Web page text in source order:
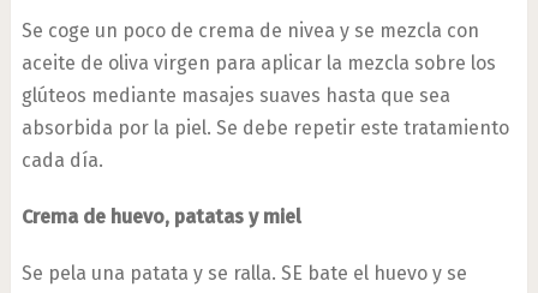
Se coge un poco de crema de nivea y se mezcla con
aceite de oliva virgen para aplicar la mezcla sobre los
glúteos mediante masajes suaves hasta que sea
absorbida por la piel. Se debe repetir este tratamiento
cada día.
Crema de huevo, patatas y miel
Se pela una patata y se ralla. SE bate el huevo y se